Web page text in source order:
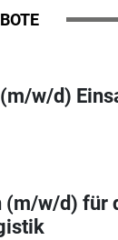
w/d)
(m/w/d) für